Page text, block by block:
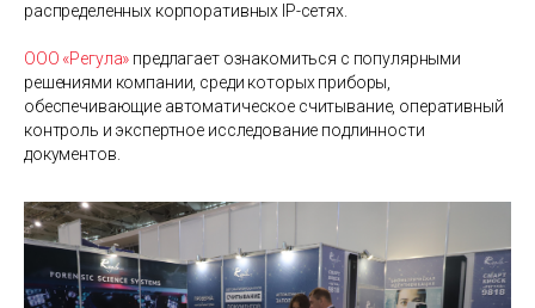
распределенных корпоративных IP-сетях.
ООО «Регула» предлагает ознакомиться с популярными
решениями компании, среди которых приборы,
обеспечивающие автоматическое считывание, оперативный
контроль и экспертное исследование подлинности
документов.